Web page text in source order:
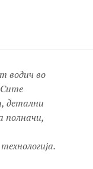
водич во
детални
полначи,